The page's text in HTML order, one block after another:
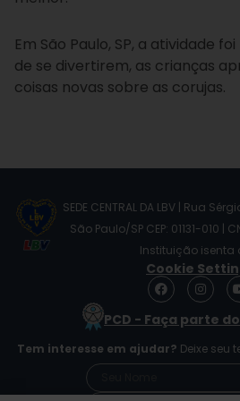
Em São Paulo, SP, a atividade
de se divertirem, as crianças
coisas novas sobre as corujas.
SEDE CENTRAL DA LBV | Rua
São Paulo/SP CEP: 01131-010 |
Instituição isenta
Cookie
F
a
e
o
o
I
n
s
t
g
r
m
PCD - Faça parte
Tem interesse em ajudar? Deixe seu